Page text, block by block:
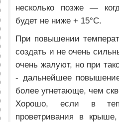
несколько позже —
будет не ниже + 15°С.
При повышении
создать и не очень
очень жалуют, но при
- дальнейшее
более угнетающе, чем
Хорошо, если в
проветривания в